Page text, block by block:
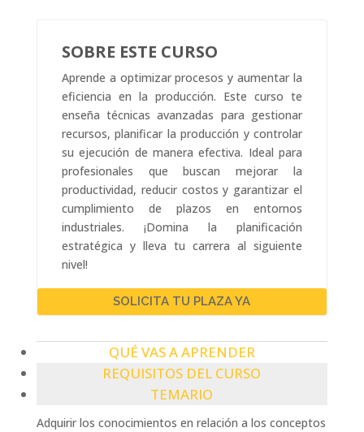
SOBRE ESTE CURSO
Aprende a optimizar procesos y aumentar la
eficiencia en la producción. Este curso te
enseña técnicas avanzadas para gestionar
recursos, planificar la producción y controlar
su ejecución de manera efectiva. Ideal para
profesionales que buscan mejorar la
productividad, reducir costos y garantizar el
cumplimiento de plazos en entornos
industriales. ¡Domina la planificación
estratégica y lleva tu carrera al siguiente
nivel!
SOLICITA TU PLAZA YA
QUÉ VAS A APRENDER
REQUISITOS DEL CURSO
TEMARIO
Adquirir los conocimientos en relación a los conceptos